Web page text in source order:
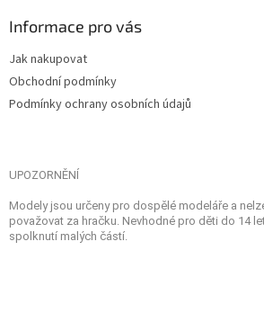
Informace pro vás
Jak nakupovat
Obchodní podmínky
Podmínky ochrany osobních údajů
UPOZORNĚNÍ
Modely jsou určeny pro dospělé modeláře a
považovat za hračku. Nevhodné pro děti do 14
spolknutí malých částí.